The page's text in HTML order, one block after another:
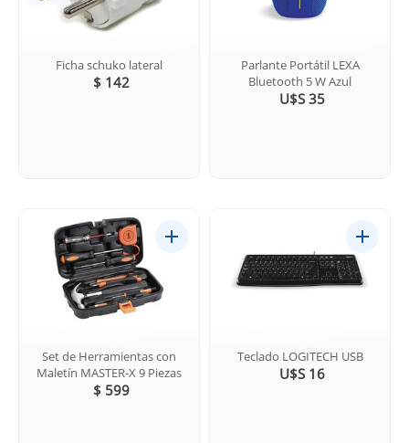
Ficha schuko lateral
$ 142
Parlante Portátil LEXA
Bluetooth 5 W Azul
U$S 35
Set de Herramientas con
Maletín MASTER-X 9 Piezas
$ 599
Teclado LOGITECH USB
U$S 16